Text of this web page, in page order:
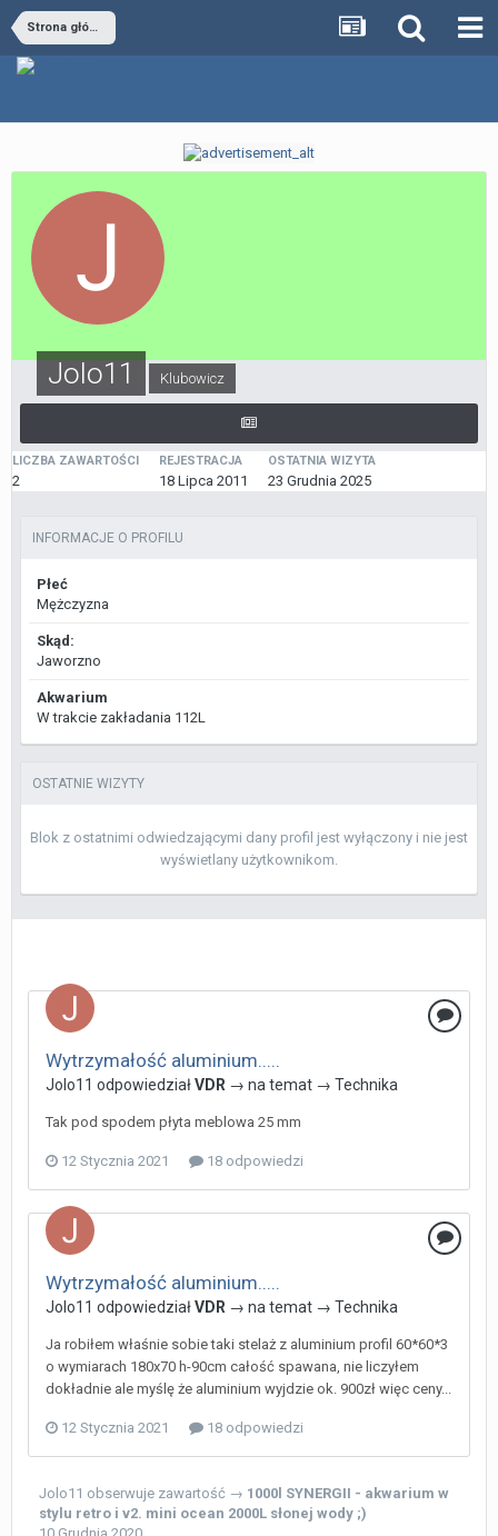
Strona główna
Jolo11 Klubowicz
LICZBA ZAWARTOŚCI
2
REJESTRACJA
18 Lipca 2011
OSTATNIA WIZYTA
23 Grudnia 2025
INFORMACJE O PROFILU
Płeć
Mężczyzna
Skąd:
Jaworzno
Akwarium
W trakcie zakładania 112L
OSTATNIE WIZYTY
Blok z ostatnimi odwiedzającymi dany profil jest wyłączony i nie jest
wyświetlany użytkownikom.
Wytrzymałość aluminium.....
Jolo11 odpowiedziałVDR → na temat → Technika
Tak pod spodem płyta meblowa 25 mm
12 Stycznia 2021 18 odpowiedzi
Wytrzymałość aluminium.....
Jolo11 odpowiedziałVDR → na temat → Technika
Ja robiłem właśnie sobie taki stelaż z aluminium profil 60*60*3
o wymiarach 180x70 h-90cm całość spawana, nie liczyłem
dokładnie ale myślę że aluminium wyjdzie ok. 900zł więc ceny...
12 Stycznia 2021 18 odpowiedzi
Jolo11 obserwuje zawartość → 1000l SYNERGII - akwarium w
stylu retro i v2. mini ocean 2000L słonej wody ;)